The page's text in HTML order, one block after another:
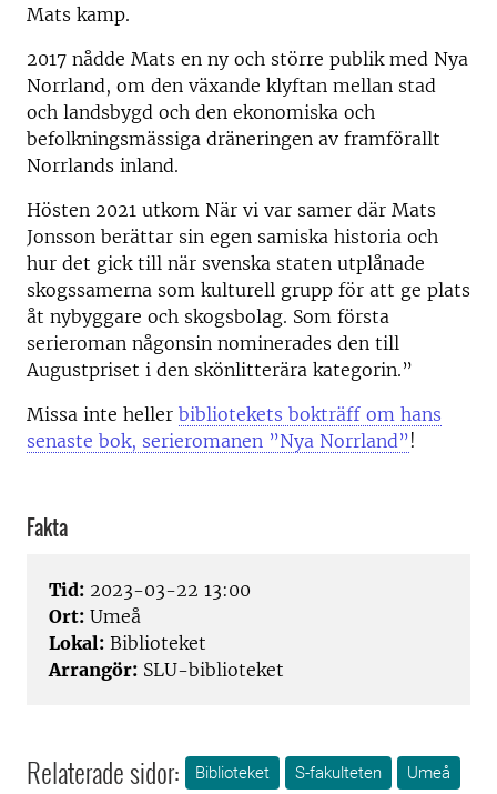
Mats kamp.
2017 nådde Mats en ny och större publik med Nya
Norrland, om den växande klyftan mellan stad
och landsbygd och den ekonomiska och
befolkningsmässiga dräneringen av framförallt
Norrlands inland.
Hösten 2021 utkom När vi var samer där Mats
Jonsson berättar sin egen samiska historia och
hur det gick till när svenska staten utplånade
skogssamerna som kulturell grupp för att ge plats
åt nybyggare och skogsbolag. Som första
serieroman någonsin nominerades den till
Augustpriset i den skönlitterära kategorin.”
Missa inte heller bibliotekets bokträff om hans
senaste bok, serieromanen ”Nya Norrland”!
Fakta
Tid: 2023-03-22 13:00
Ort: Umeå
Lokal: Biblioteket
Arrangör: SLU-biblioteket
Relaterade sidor: Biblioteket S-fakulteten Umeå